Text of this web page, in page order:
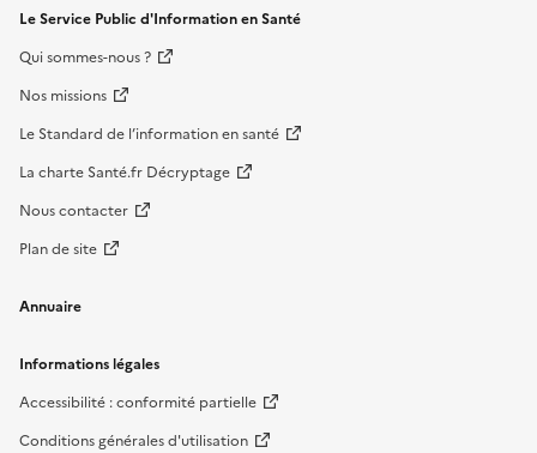
Le Service Public d'Information en Santé
Qui sommes-nous ?
Nos missions
Le Standard de l’information en santé
La charte Santé.fr Décryptage
Nous contacter
Plan de site
Annuaire
Informations légales
Accessibilité : conformité partielle
Conditions générales d'utilisation